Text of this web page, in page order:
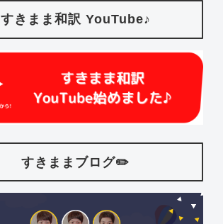
すきまま和訳 YouTube♪
すきままブログ✏️